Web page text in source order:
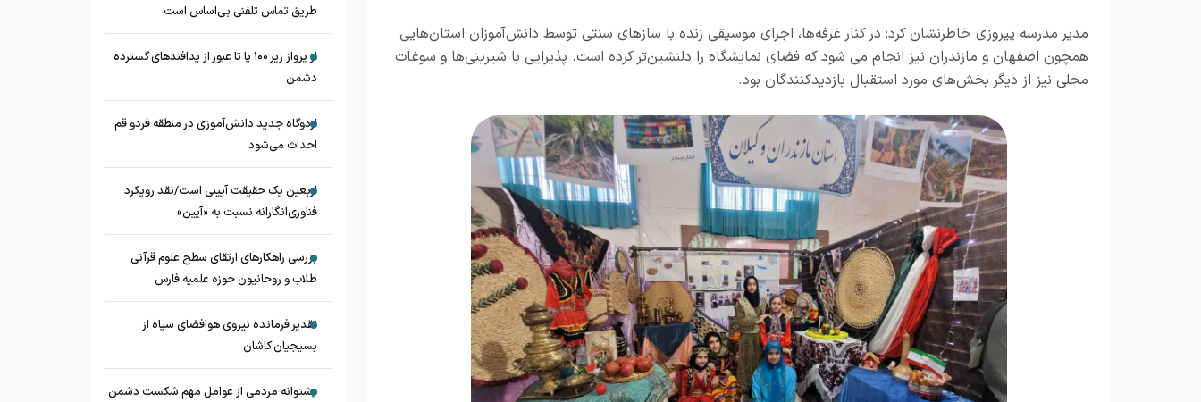
مدیر مدرسه پیروزی خاطرنشان کرد: در کنار غرفه‌ها، اجرای موسیقی زنده با سازهای سنتی توسط دانش‌آموزان استان‌هایی
همچون اصفهان و مازندران نیز انجام می شود که فضای نمایشگاه را دلنشین‌تر کرده است. پذیرایی با شیرینی‌ها و سوغات
محلی نیز از دیگر بخش‌های مورد استقبال بازدیدکنندگان بود.
طریق تماس تلفنی بی‌اساس است
از پرواز زیر ۱۰۰ پا تا عبور از پدافند‌های گسترده
دشمن
اردوگاه جدید دانش‌آموزی در منطقه فردو قم
احداث می‌شود
اربعین یک حقیقت آیینی است/نقد رویکرد
فناوری‌انگارانه نسبت به «آیین»
بررسی راهکارهای ارتقای سطح علوم قرآنی
طلاب و روحانیون حوزه علمیه فارس
تقدیر فرمانده نیروی هوافضای سپاه از
بسیجیان کاشان
پشتوانه مردمی از عوامل مهم شکست دشمن